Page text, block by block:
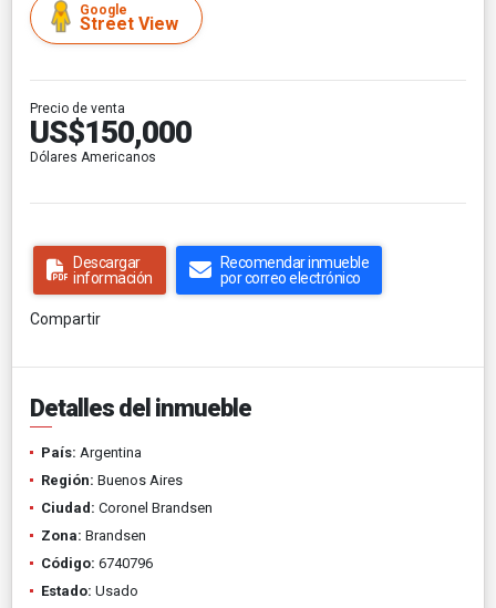
Google
Street View
Precio de venta
US$150,000
Dólares Americanos
Descargar
información
Recomendar inmueble
por correo electrónico
Compartir
Detalles del inmueble
País: Argentina
Región: Buenos Aires
Ciudad: Coronel Brandsen
Zona: Brandsen
Código: 6740796
Estado: Usado